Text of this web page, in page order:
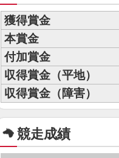
獲得賞金
本賞金
付加賞金
収得賞金（平地）
収得賞金（障害）
競走成績